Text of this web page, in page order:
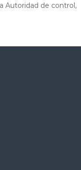
Autoridad de control,